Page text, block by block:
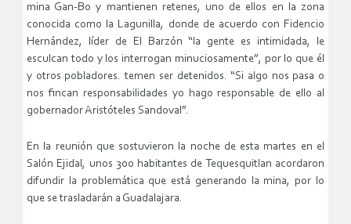
mina Gan-Bo y mantienen retenes, uno de ellos en la zona
conocida como la Lagunilla, donde de acuerdo con Fidencio
Hernández, líder de El Barzón “la gente es intimidada, le
esculcan todo y los interrogan minuciosamente”, por lo que él
y otros pobladores. temen ser detenidos. “Si algo nos pasa o
nos fincan responsabilidades yo hago responsable de ello al
gobernador Aristóteles Sandoval”.
En la reunión que sostuvieron la noche de esta martes en el
Salón Ejidal, unos 300 habitantes de Tequesquitlan acordaron
difundir la problemática que está generando la mina, por lo
que se trasladarán a Guadalajara.